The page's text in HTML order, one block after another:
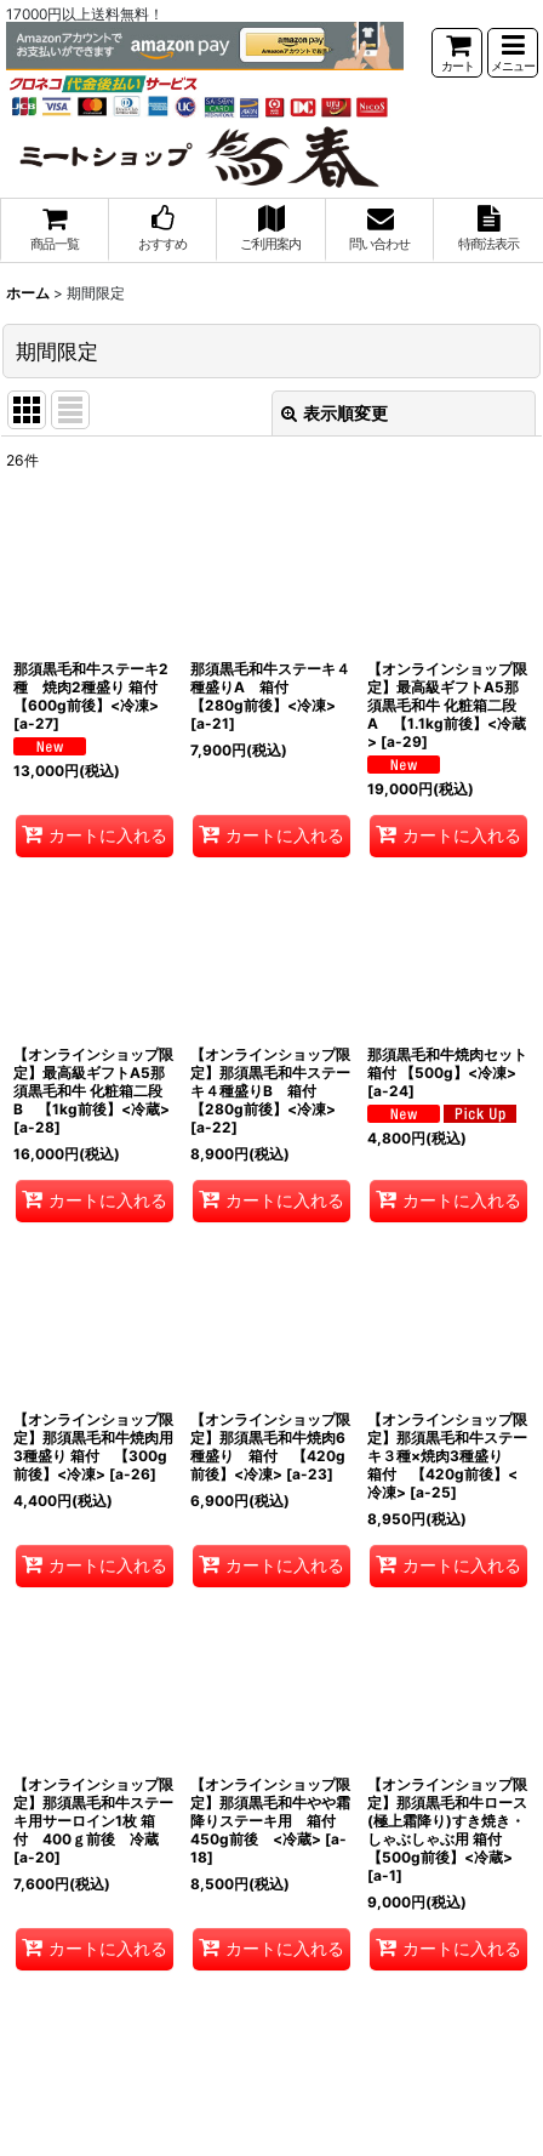
17000円以上送料無料！
カート メニュー
商品一覧 おすすめ ご利用案内 問い合わせ 特商法表示
ホーム > 期間限定
期間限定
表示順変更
並び順:
26件
那須黒毛和牛ステーキ2
種 焼肉2種盛り 箱付
【600g前後】<冷凍>
[a-27]
13,000円(税込)
カートに入れる
那須黒毛和牛ステーキ４
種盛りA 箱付
【280g前後】<冷凍>
[a-21]
7,900円(税込)
カートに入れる
【オンラインショップ限
定】最高級ギフトA5那
須黒毛和牛 化粧箱二段
A 【1.1kg前後】<冷蔵
> [a-29]
19,000円(税込)
カートに入れる
【オンラインショップ限
定】最高級ギフトA5那
須黒毛和牛 化粧箱二段
B 【1kg前後】<冷蔵>
[a-28]
16,000円(税込)
カートに入れる
【オンラインショップ限
定】那須黒毛和牛ステー
キ４種盛りB 箱付
【280g前後】<冷凍>
[a-22]
8,900円(税込)
カートに入れる
那須黒毛和牛焼肉セット
箱付 【500g】<冷凍>
[a-24]
4,800円(税込)
カートに入れる
【オンラインショップ限
定】那須黒毛和牛焼肉用
3種盛り 箱付 【300g
前後】<冷凍> [a-26]
4,400円(税込)
カートに入れる
【オンラインショップ限
定】那須黒毛和牛焼肉6
種盛り 箱付 【420g
前後】<冷凍> [a-23]
6,900円(税込)
カートに入れる
【オンラインショップ限
定】那須黒毛和牛ステー
キ３種×焼肉3種盛り
箱付 【420g前後】<
冷凍> [a-25]
8,950円(税込)
カートに入れる
【オンラインショップ限
定】那須黒毛和牛ステー
キ用サーロイン1枚 箱
付 400ｇ前後 冷蔵
[a-20]
7,600円(税込)
カートに入れる
【オンラインショップ限
定】那須黒毛和牛やや霜
降りステーキ用 箱付
450g前後 <冷蔵> [a-
18]
8,500円(税込)
カートに入れる
【オンラインショップ限
定】那須黒毛和牛ロース
(極上霜降り)すき焼き・
しゃぶしゃぶ用 箱付
【500g前後】<冷蔵>
[a-1]
9,000円(税込)
カートに入れる